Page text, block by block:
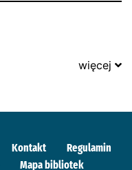
więcej
Kontakt
Regulamin
Mapa bibliotek